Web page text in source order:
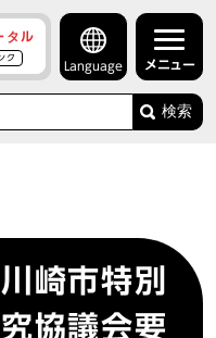
タル
ク
Language メニュー
検索
崎市特別
協議会要